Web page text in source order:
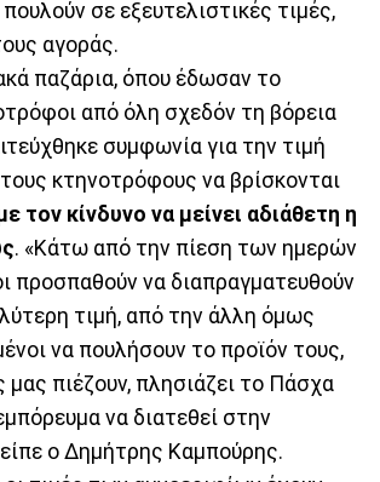
πουλούν σε εξευτελιστικές τιμές,
αγοράς.
παζάρια, όπου έδωσαν το
από όλη σχεδόν τη βόρεια
συμφωνία για την τιμή
κτηνοτρόφους να βρίσκονται
τον κίνδυνο να μείνει αδιάθετη η
. «Κάτω από την πίεση των ημερών
προσπαθούν να διαπραγματευθούν
τιμή, από την άλλη όμως
να πουλήσουν το προϊόν τους,
μας πιέζουν, πλησιάζει το Πάσχα
να διατεθεί στην
ο Δημήτρης Καμπούρης.